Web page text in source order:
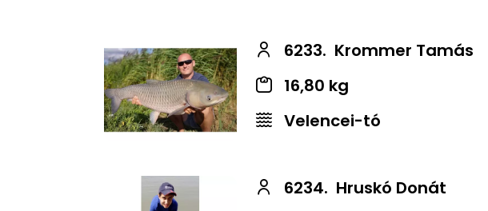
6233. Krommer Tamás
16,80 kg
Velencei-tó
6234. Hruskó Donát